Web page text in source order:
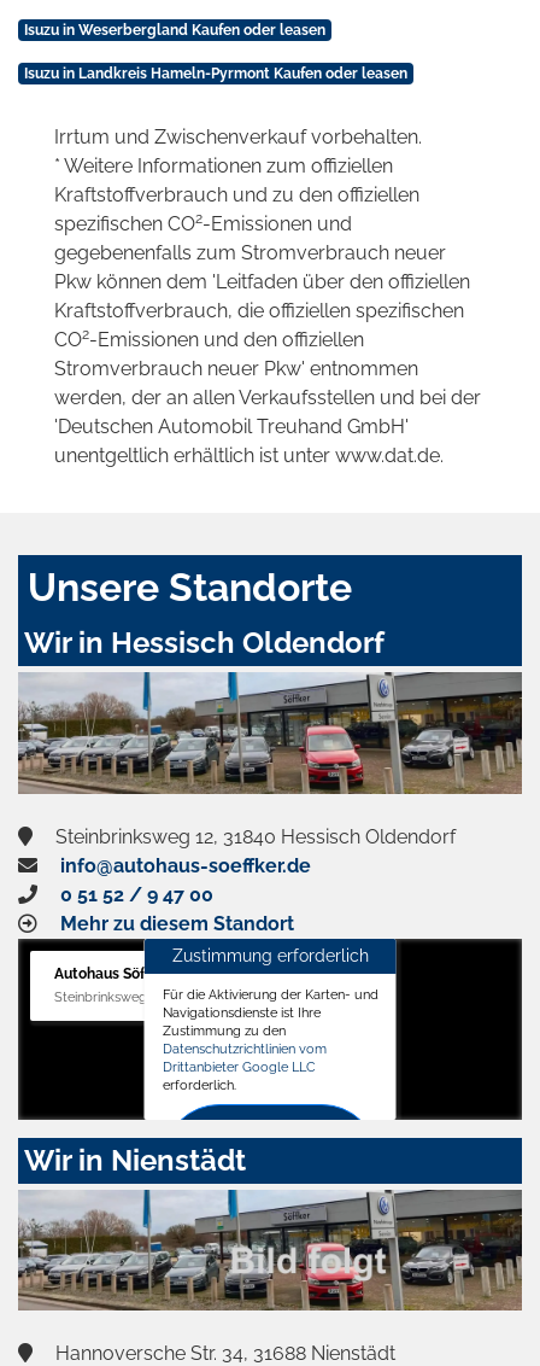
Isuzu in Weserbergland Kaufen oder leasen
Isuzu in Landkreis Hameln-Pyrmont Kaufen oder leasen
Irrtum und Zwischenverkauf vorbehalten.
* Weitere Informationen zum offiziellen
Kraftstoffverbrauch und zu den offiziellen
spezifischen CO2-Emissionen und
gegebenenfalls zum Stromverbrauch neuer
Pkw können dem 'Leitfaden über den offiziellen
Kraftstoffverbrauch, die offiziellen spezifischen
CO2-Emissionen und den offiziellen
Stromverbrauch neuer Pkw' entnommen
werden, der an allen Verkaufsstellen und bei der
'Deutschen Automobil Treuhand GmbH'
unentgeltlich erhältlich ist unter www.dat.de.
Unsere Standorte
Wir in Hessisch Oldendorf
Steinbrinksweg 12, 31840 Hessisch Oldendorf
info@autohaus-soeffker.de
0 51 52 / 9 47 00
Mehr zu diesem Standort
Autohaus Söffker GmbH
Steinbrinksweg 12, 31840 Hessisch Oldendorf
Zustimmung erforderlich
Für die Aktivierung der Karten- und
Navigationsdienste ist Ihre
Zustimmung zu den
Datenschutzrichtlinien vom
Drittanbieter Google LLC
erforderlich.
Zustimmen
aktivieren
Wir in Nienstädt
Hannoversche Str. 34, 31688 Nienstädt